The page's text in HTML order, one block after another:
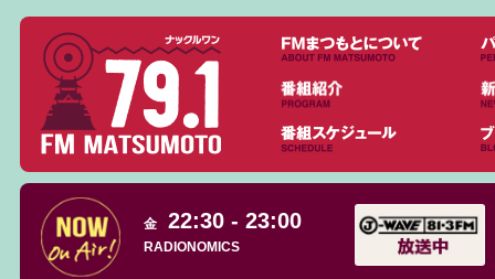
金 22:30 - 23:00
RADIONOMICS